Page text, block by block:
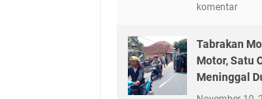
komentar
Tabrakan
Motor, Satu
Meninggal